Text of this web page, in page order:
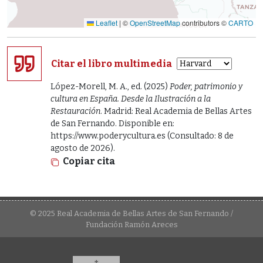
Leaflet | ©OpenStreetMapcontributors ©CARTO
Citar el libro multimedia
López-Morell, M. A., ed. (2025) Poder, patrimonio y
cultura en España. Desde la Ilustración a la
Restauración. Madrid: Real Academia de Bellas Artes
de San Fernando. Disponible en:
https://www.poderycultura.es (Consultado: 8 de
agosto de 2026).
Copiar cita
© 2025 Real Academia de Bellas Artes de San Fernando /
Fundación Ramón Areces